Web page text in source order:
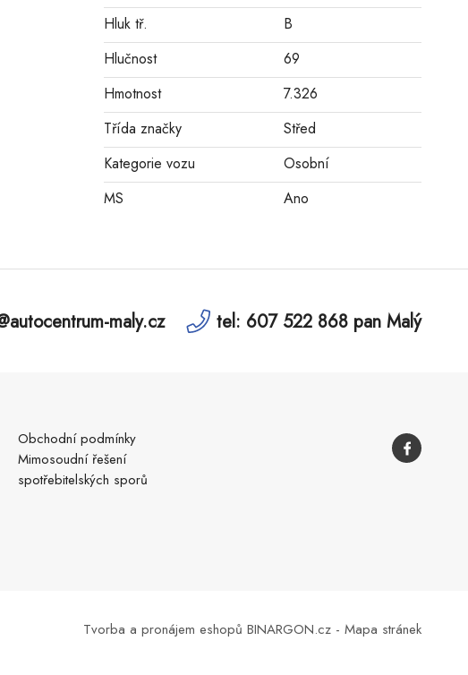
Hluk tř.
B
Hlučnost
69
Hmotnost
7.326
Třída značky
Střed
Kategorie vozu
Osobní
MS
Ano
maly.cz tel: 607 522 868 pan Malý
Obchodní podmínky
Mimosoudní řešení
spotřebitelských sporů
Tvorba a pronájem eshopů BINARGON.cz - Mapa stránek